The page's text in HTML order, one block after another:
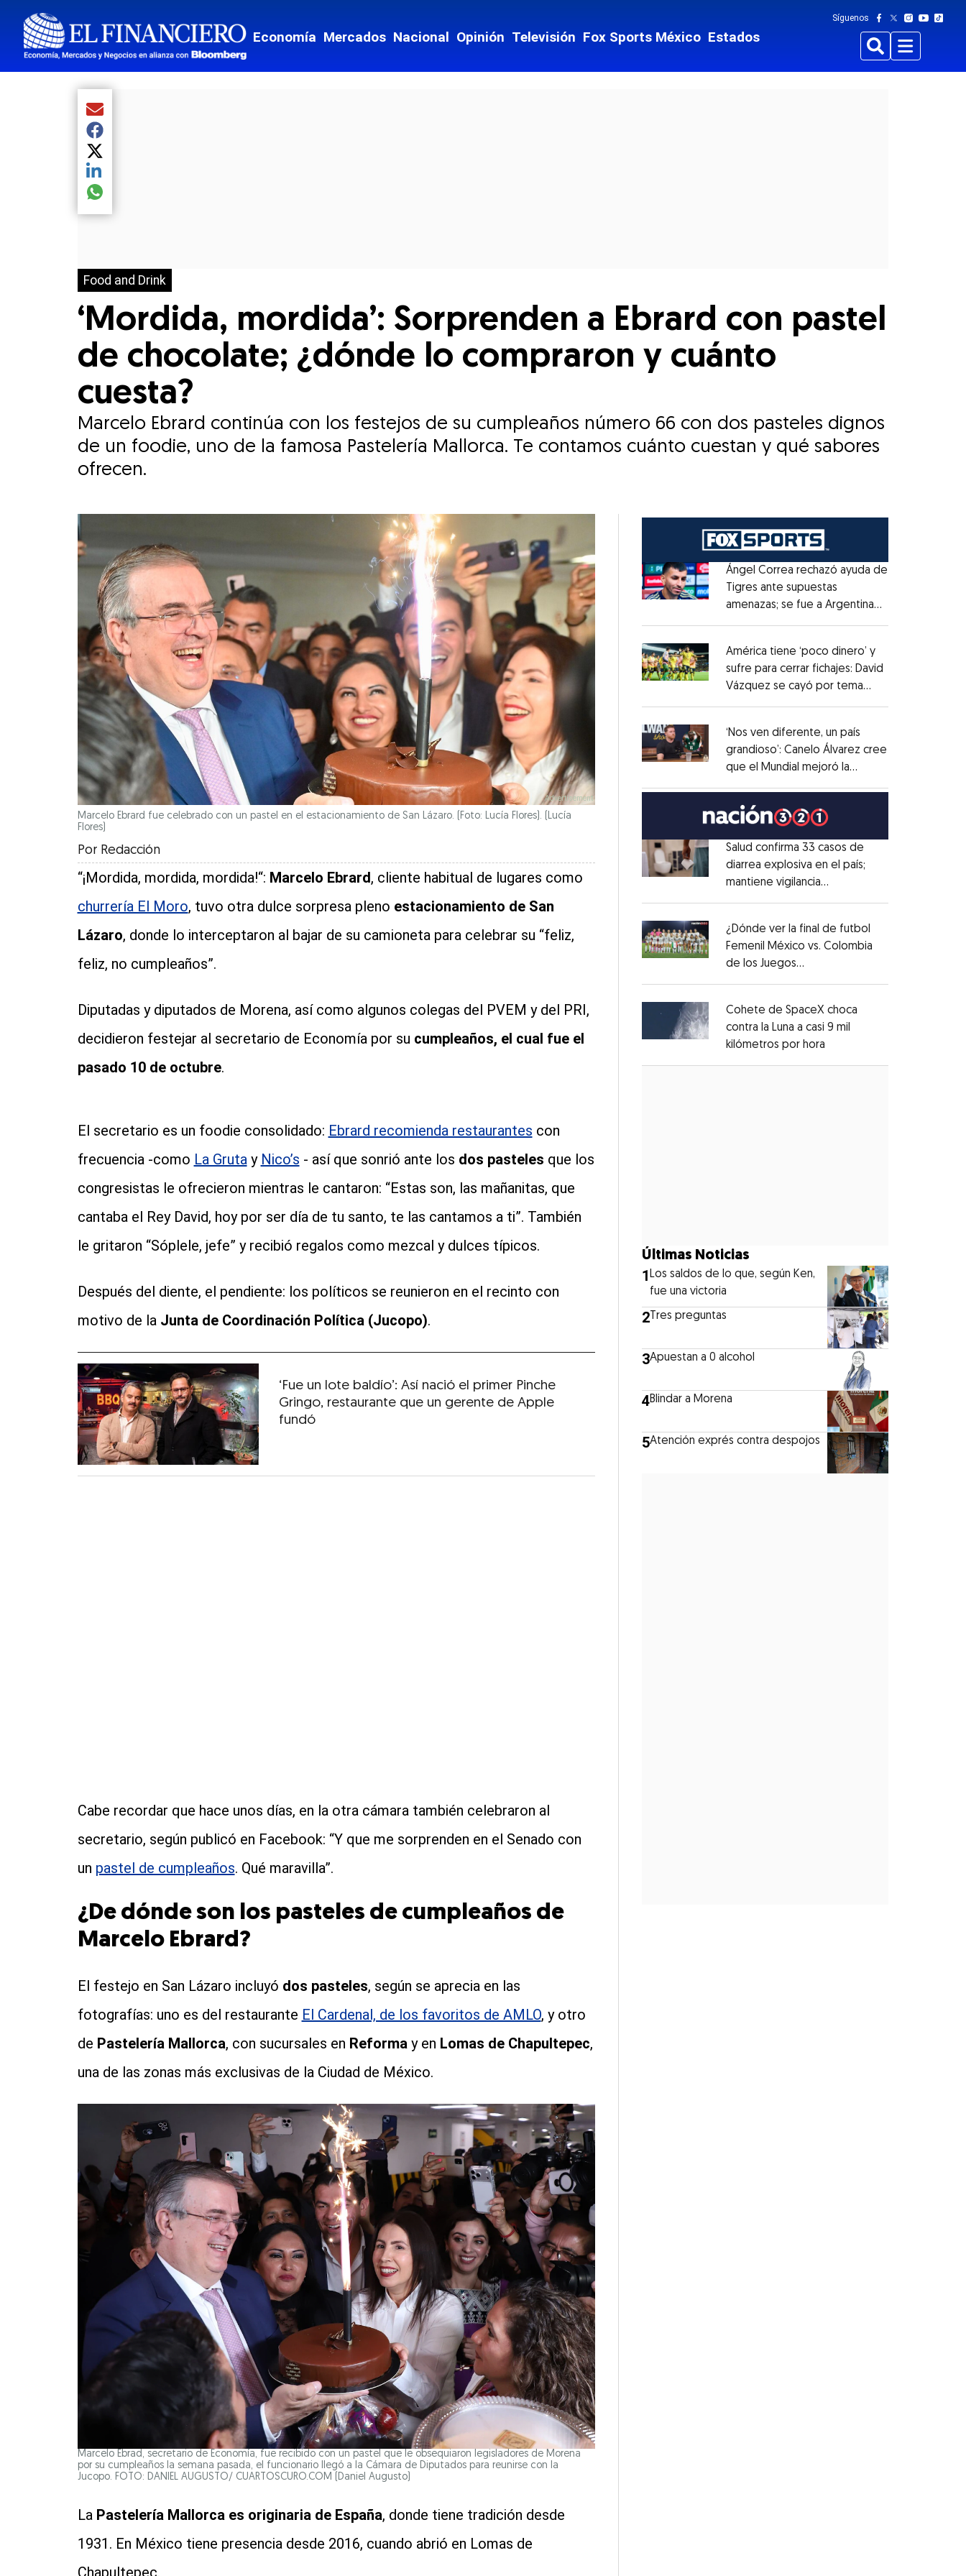
Economía Mercados Nacional Opinión Televisión Fox Sports México Estados
Síguenos
BuscarMenu
Food and Drink
‘Mordida, mordida’: Sorprenden a Ebrard con pastel
de chocolate; ¿dónde lo compraron y cuánto
cuesta?
Marcelo Ebrard continúa con los festejos de su cumpleaños número 66 con dos pasteles dignos
de un foodie, uno de la famosa Pastelería Mallorca. Te contamos cuánto cuestan y qué sabores
ofrecen.
Compartir el artículo actual mediante Email
Compartir el artículo actual mediante Facebook
Compartir el artículo actual mediante Twitter
Compartir el artículo actual mediante LinkedIn
Compartir el artículo actual mediante global.social-whatsapp
Marcelo Ebrard fue celebrado con un pastel en el estacionamiento de San Lázaro. (Foto: Lucía Flores). (Lucía
Flores)
Por Redacción
“¡Mordida, mordida, mordida!“: Marcelo Ebrard, cliente habitual de lugares como
churrería El Moro, tuvo otra dulce sorpresa pleno estacionamiento de San
Lázaro, donde lo interceptaron al bajar de su camioneta para celebrar su “feliz,
feliz, no cumpleaños”.
Diputadas y diputados de Morena, así como algunos colegas del PVEM y del PRI,
decidieron festejar al secretario de Economía por su cumpleaños, el cual fue el
pasado 10 de octubre.
El secretario es un foodie consolidado: Ebrard recomienda restaurantes con
frecuencia -como La Grutay Nico’s - así que sonrió ante los dos pasteles que los
congresistas le ofrecieron mientras le cantaron: “Estas son, las mañanitas, que
cantaba el Rey David, hoy por ser día de tu santo, te las cantamos a ti”. También
le gritaron “Sóplele, jefe” y recibió regalos como mezcal y dulces típicos.
Después del diente, el pendiente: los políticos se reunieron en el recinto con
motivo de la Junta de Coordinación Política (Jucopo).
‘Fue un lote baldío’: Así nació el primer Pinche
Gringo, restaurante que un gerente de Apple
fundó
Cabe recordar que hace unos días, en la otra cámara también celebraron al
secretario, según publicó en Facebook: “Y que me sorprenden en el Senado con
un pastel de cumpleaños. Qué maravilla”.
¿De dónde son los pasteles de cumpleaños de
Marcelo Ebrard?
El festejo en San Lázaro incluyó dos pasteles, según se aprecia en las
fotografías: uno es del restaurante El Cardenal, de los favoritos de AMLO, y otro
de Pastelería Mallorca, con sucursales en Reformay en Lomas de Chapultepec,
una de las zonas más exclusivas de la Ciudad de México.
Marcelo Ebrad, secretario de Economía, fue recibido con un pastel que le obsequiaron legisladores de Morena
por su cumpleaños la semana pasada, el funcionario llegó a la Cámara de Diputados para reunirse con la
Jucopo. FOTO: DANIEL AUGUSTO/ CUARTOSCURO.COM (Daniel Augusto)
La Pastelería Mallorca es originaria de España, donde tiene tradición desde
1931. En México tiene presencia desde 2016, cuando abrió en Lomas de
Chapultepec.
Opens in new window
Ángel Correa rechazó ayuda de
Tigres ante supuestas
amenazas; se fue a Argentina
Opens in new window
América tiene ‘poco dinero’ y
sufre para cerrar fichajes: David
Vázquez se cayó por tema
Opens in new window
‘Nos ven diferente, un país
grandioso’: Canelo Álvarez cree
que el Mundial mejoró la
Opens in new window
Salud confirma 33 casos de
diarrea explosiva en el país;
mantiene vigilancia
Opens in new window
¿Dónde ver la final de futbol
Femenil México vs. Colombia
de los Juegos
Opens in new window
Cohete de SpaceX choca
contra la Luna a casi 9 mil
kilómetros por hora
Últimas Noticias
1Los saldos de lo que, según Ken,
fue una victoria
2 Tres preguntas
3Apuestan a 0 alcohol
4Blindar a Morena
5Atención exprés contra despojos